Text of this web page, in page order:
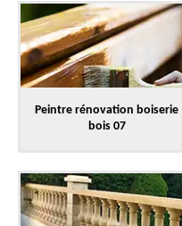
Peintre rénovation boiserie
bois 07